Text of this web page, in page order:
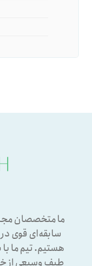
سابقه‌ای قوی
هستیم. تیم ما
طیف وسیعی از